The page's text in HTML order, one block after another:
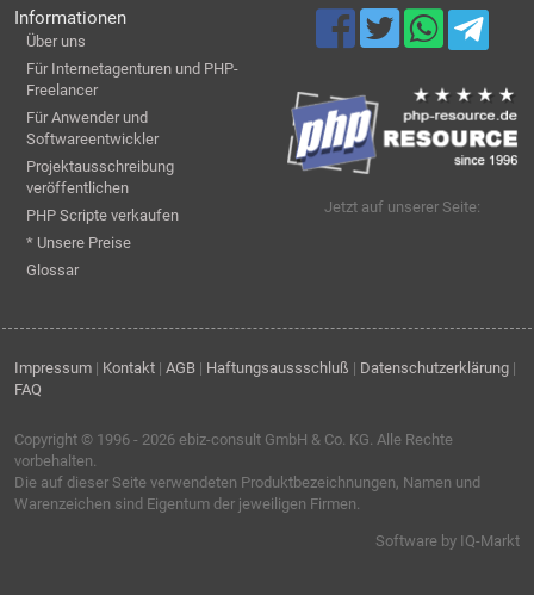
Informationen
Über uns
Für Internetagenturen und PHP-
Freelancer
Für Anwender und
Softwareentwickler
Projektausschreibung
veröffentlichen
PHP Scripte verkaufen
* Unsere Preise
Glossar
Jetzt auf unserer Seite:
Impressum | Kontakt | AGB | Haftungsaussschluß | Datenschutzerklärung |
FAQ
Copyright © 1996 - 2026 ebiz-consult GmbH & Co. KG. Alle Rechte
vorbehalten.
Die auf dieser Seite verwendeten Produktbezeichnungen, Namen und
Warenzeichen sind Eigentum der jeweiligen Firmen.
Software by IQ-Markt